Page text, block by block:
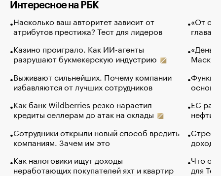
Интересное на РБК
Насколько ваш авторитет зависит от
атрибутов престижа? Тест для лидеров
Казино проиграло. Как ИИ-агенты
разрушают букмекерскую индустрию
Выживают сильнейших. Почему компании
избавляются от лучших сотрудников
Как банк Wildberries резко нарастил
кредиты селлерам до атак на склады
Сотрудники открыли новый способ вредить
компаниям. Зачем им это
Как налоговики ищут доходы
неработающих покупателей яхт и квартир
«От
глава
Маск в
основ
ЕС
нефти
Что
для